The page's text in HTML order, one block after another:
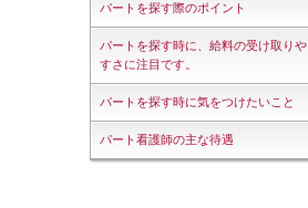
パートを探す際のポイント
パートを探す時に、給料の受け取りや
すさに注目です。
パートを探す時に気をつけたいこと
パート看護師の主な待遇